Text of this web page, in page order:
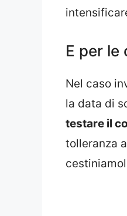
E per le
Nel caso
la data di
testare il
tolleranza